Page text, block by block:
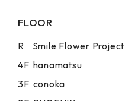
FLOOR
R
Smile Flower Project
4F hanamatsu
3F conoka